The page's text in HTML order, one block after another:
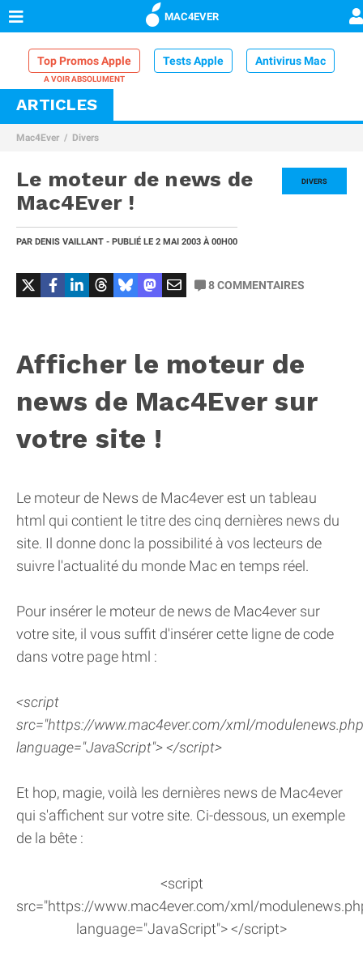
MAC4EVER
Top Promos Apple Tests Apple Antivirus Mac
VPN Mac
Comparatif iPhone
ARTICLES
Mac4Ever Divers
DIVERS
Le moteur de news de
Mac4Ever !
PAR DENIS VAILLANT - PUBLIÉ LE 2 MAI 2003 À 00H00
8COMMENTAIRES
Afficher le moteur de
news de Mac4Ever sur
votre site !
Le moteur de News de Mac4ever est un tableau
html qui contient le titre des cinq dernières news du
site. Il donne donc la possibilité à vos lecteurs de
suivre l'actualité du monde Mac en temps réel.
Pour insérer le moteur de news de Mac4ever sur
votre site, il vous suffit d'insérer cette ligne de code
dans votre page html :
<script
src="https://www.mac4ever.com/xml/
language="JavaScript"> </script>
Et hop, magie, voilà les dernières news de Mac4ever
qui s'affichent sur votre site. Ci-dessous, un exemple
de la bête :
<script
src="https://www.mac4ever.com/xml/
language="JavaScript"> </script>